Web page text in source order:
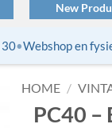
New
•Webshop en
HOME /
PC40 –